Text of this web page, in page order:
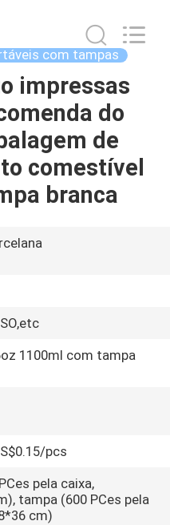
com tampas
impressas
do
de
comestível
branca
1100ml com tampa
pcs
pela caixa,
tampa (600 PCes pela
cm)